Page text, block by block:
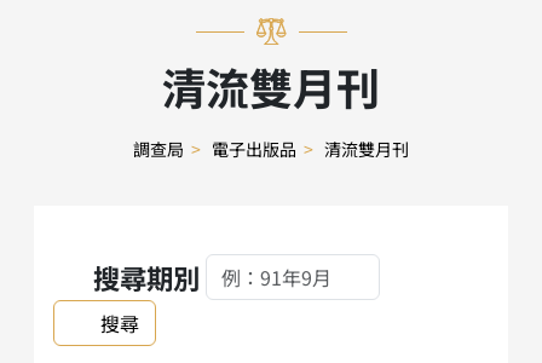
清流雙月刊
調查局 > 電子出版品 > 清流雙月刊
搜尋期別
搜尋